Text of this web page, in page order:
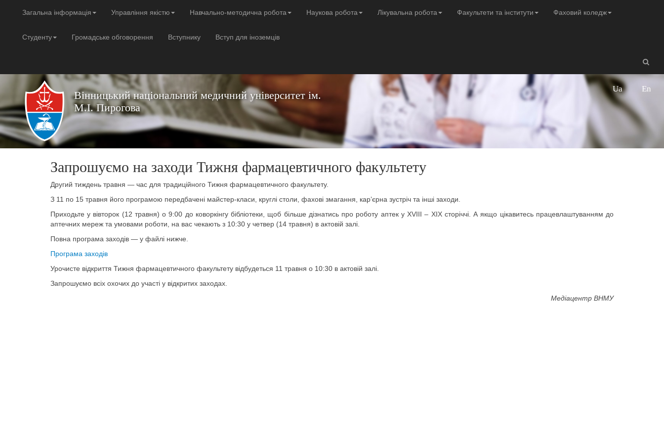
Загальна інформація Управління якістю Навчально-методична робота Наукова робота Лікувальна робота Факультети та інститути Фаховий коледж
Студенту Громадське обговорення Вступнику Вступ для іноземців
Вінницький національний медичний університет ім.
М.І. Пирогова
Ua En
Запрошуємо на заходи Тижня фармацевтичного факультету
Другий тиждень травня — час для традиційного Тижня фармацевтичного факультету.
З 11 по 15 травня його програмою передбачені майстер-класи, круглі столи, фахові змагання, карʼєрна зустріч та інші заходи.
Приходьте у вівторок (12 травня) о 9:00 до коворкінгу бібліотеки, щоб більше дізнатись про роботу аптек у XVIII – XIX сторіччі. А якщо цікавитесь працевлаштуванням до
аптечних мереж та умовами роботи, на вас чекають з 10:30 у четвер (14 травня) в актовій залі.
Повна програма заходів — у файлі нижче.
Програма заходів
Урочисте відкриття Тижня фармацевтичного факультету відбудеться 11 травня о 10:30 в актовій залі.
Запрошуємо всіх охочих до участі у відкритих заходах.
Медіацентр ВНМУ